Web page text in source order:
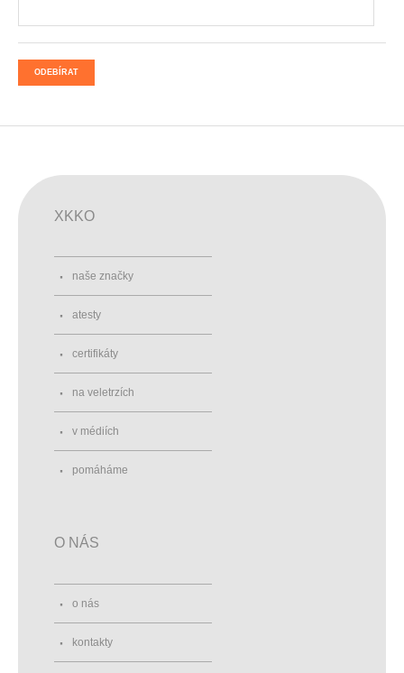
ODEBÍRAT
XKKO
naše značky
atesty
certifikáty
na veletrzích
v médiích
pomáháme
O NÁS
o nás
kontakty